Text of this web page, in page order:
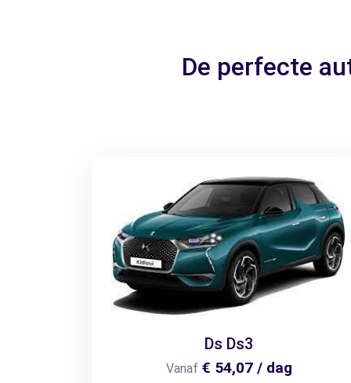
De perfecte
Ds Ds3
Vanaf € 54,07 / dag